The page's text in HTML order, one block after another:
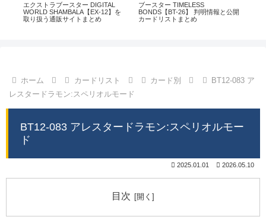
エクストラブースター DIGITAL
WORLD SHAMBALA【EX-12】を
取り扱う通販サイトまとめ
ブースター TIMELESS
BONDS【BT-26】 判明情報と公開
カードリストまとめ
ホーム カードリスト カード別
BT12-083 ア
レスタードラモン:スペリオルモード
BT12-083 アレスタードラモン:スペリオルモー
ド
2025.01.01 2026.05.10
目次